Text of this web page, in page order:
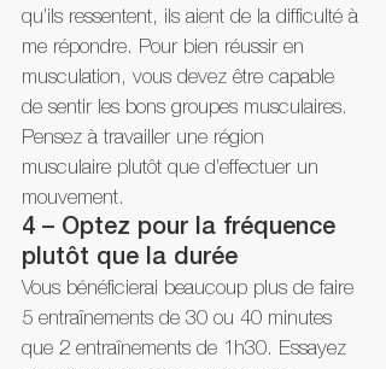
qu’ils ressentent, ils aient de la difficulté à
me répondre. Pour bien réussir en
musculation, vous devez être capable
de sentir les bons groupes musculaires.
Pensez à travailler une région
musculaire plutôt que d’effectuer un
mouvement.
4 – Optez pour la fréquence
plutôt que la durée
Vous bénéficierai beaucoup plus de faire
5 entraînements de 30 ou 40 minutes
que 2 entraînements de 1h30. Essayez